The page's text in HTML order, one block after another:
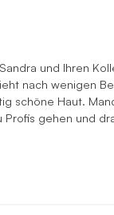
und Ihren
nach wenigen
schöne Haut.
Profis gehen und